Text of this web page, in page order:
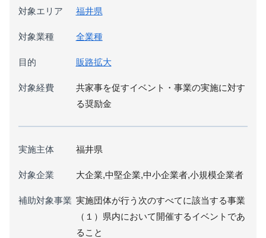
対象エリア 福井県
対象業種 全業種
目的 販路拡大
対象経費
共家事を促すイベント・事業の実施に対す
る奨励金
実施主体 福井県
対象企業 大企業,中堅企業,中小企業者,小規模企業者
補助対象事業 実施団体が行う次のすべてに該当する事業
（１）県内において開催するイベントであ
ること